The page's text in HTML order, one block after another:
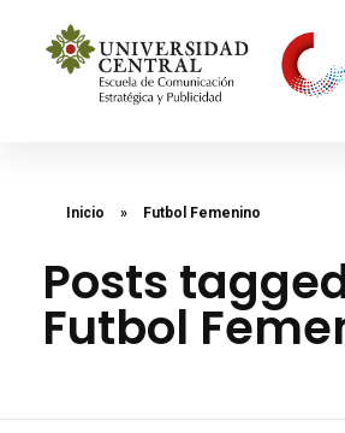
Inicio » Futbol Femenino
Posts
Futbol